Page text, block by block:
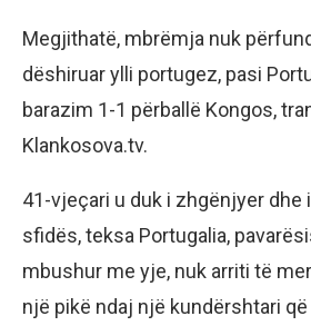
Megjithatë, mbrëmja nuk
dëshiruar ylli portugez, pasi
barazim 1-1 përballë Kongos,
Klankosova.tv.
41-vjeçari u duk i zhgënjyer dhe
sfidës, teksa Portugalia,
mbushur me yje, nuk arriti të
një pikë ndaj një kundërshtari